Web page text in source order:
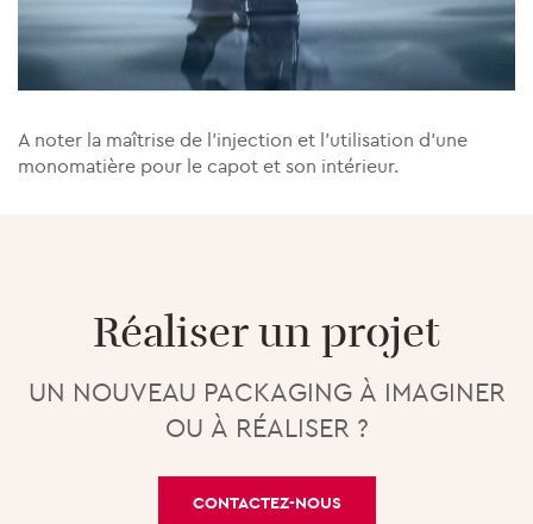
A noter la maîtrise de l’injection et l’utilisation d’une
monomatière pour le capot et son intérieur.
Réaliser un projet
UN NOUVEAU PACKAGING À IMAGINER
OU À RÉALISER ?
CONTACTEZ-NOUS